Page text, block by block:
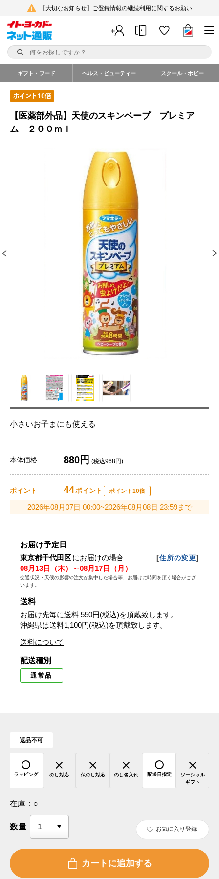
【大切なお知らせ】ご登録情報の継続利用に関するお願い
ギフト・フード ヘルス・ビューティー スクール・ホビー
【医薬部外品】天使のスキンベープ プレミア
ム ２００ｍｌ
小さいお子まにも使える
本体価格 880円 (税込968円)
ポイント 44ポイント ポイント10倍
2026年08月07日 00:00~2026年08月08日 23:59まで
お届け予定日
東京都千代田区にお届けの場合 [住所の変更]
08月13日（木）～08月17日（月）
交通状況・天候の影響や注文が集中した場合等、お届けに時間を頂く場合がござ
います。
送料
お届け先毎に送料 550円(税込)を頂戴致します。
沖縄県は送料1,100円(税込)を頂戴致します。
送料について
配送種別
通常品
返品不可
ラッピング のし対応 仏のし対応 のし名入れ 配送日指定
ソーシャル
ギフト
在庫： ○
数量 お気に入り登録